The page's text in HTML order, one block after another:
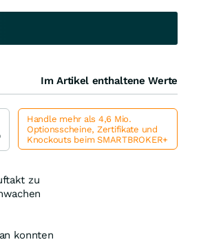
zu
konnten
Im Artikel enthaltene Werte
Handle mehr als 4,6 Mio.
Optionsscheine, Zertifikate und
Knockouts beim SMARTBROKER+